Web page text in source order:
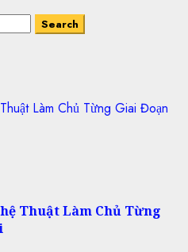
Làm Chủ Từng Giai Đoạn
Thuật Làm Chủ Từng